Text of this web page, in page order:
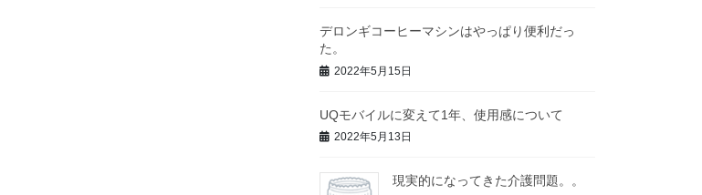
デロンギコーヒーマシンはやっぱり便利だっ
た。
2022年5月15日
UQモバイルに変えて1年、使用感について
2022年5月13日
現実的になってきた介護問題。。